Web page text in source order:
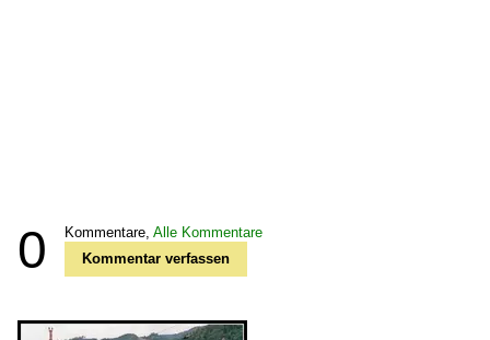
0 Kommentare, Alle Kommentare
Kommentar verfassen